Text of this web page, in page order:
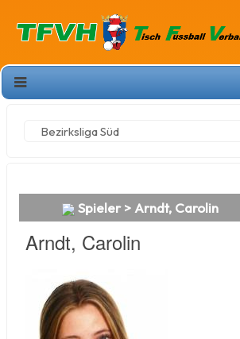
Bezirksliga Süd
Spieler > Arndt, Carolin
Arndt, Carolin